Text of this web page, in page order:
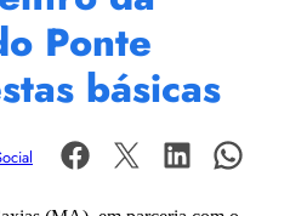
Ponte
básicas